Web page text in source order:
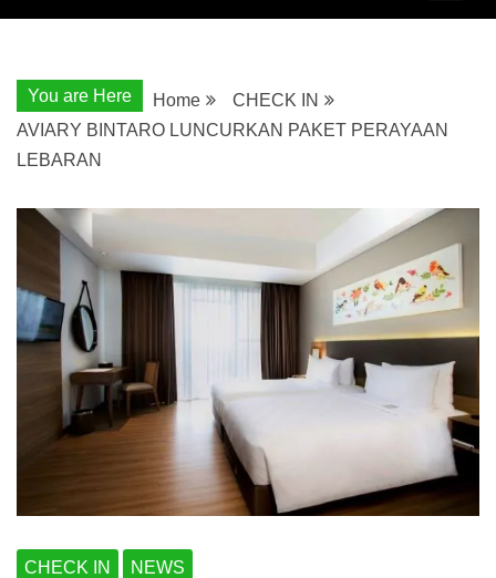
You are Here Home
CHECK IN
AVIARY BINTARO LUNCURKAN PAKET PERAYAAN
LEBARAN
CHECK IN NEWS